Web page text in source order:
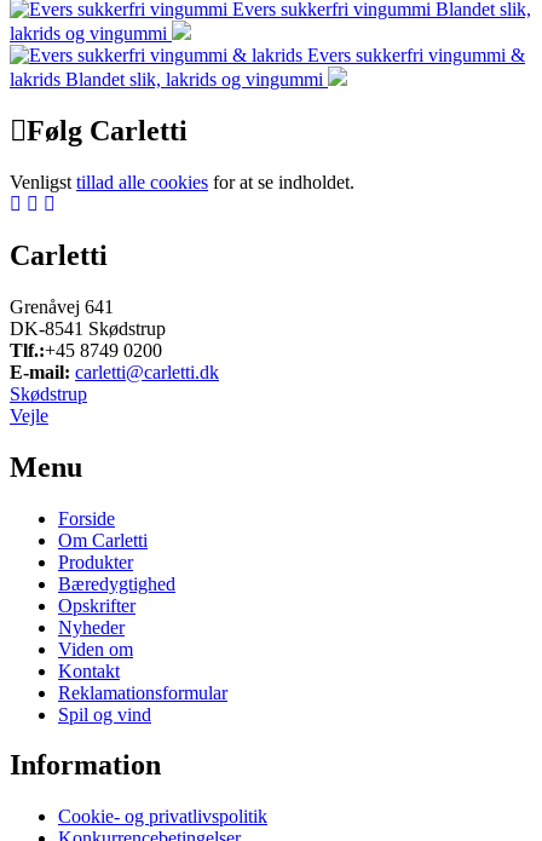
Evers sukkerfri vingummi Blandet slik,
lakrids og vingummi
Evers sukkerfri vingummi &
lakrids Blandet slik, lakrids og vingummi
Følg Carletti
Venligst tillad alle cookies for at se indholdet.
Carletti
Grenåvej 641
DK-8541 Skødstrup
Tlf.:+45 8749 0200
E-mail: carletti@carletti.dk
Skødstrup
Vejle
Menu
Forside
Om Carletti
Produkter
Bæredygtighed
Opskrifter
Nyheder
Viden om
Kontakt
Reklamationsformular
Spil og vind
Information
Cookie- og privatlivspolitik